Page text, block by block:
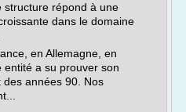
structure répond à une
dans le domaine
en Allemagne, en
entité a su prouver son
années 90. Nos